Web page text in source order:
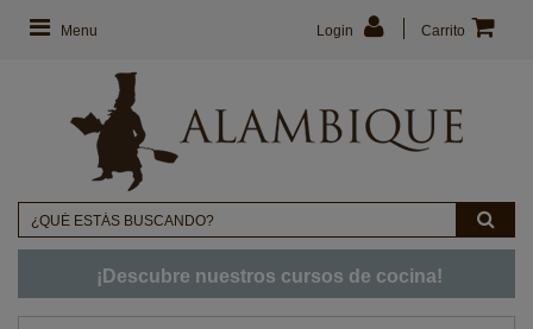
Menu Carrito
Login
¡Descubre nuestros cursos de cocina!